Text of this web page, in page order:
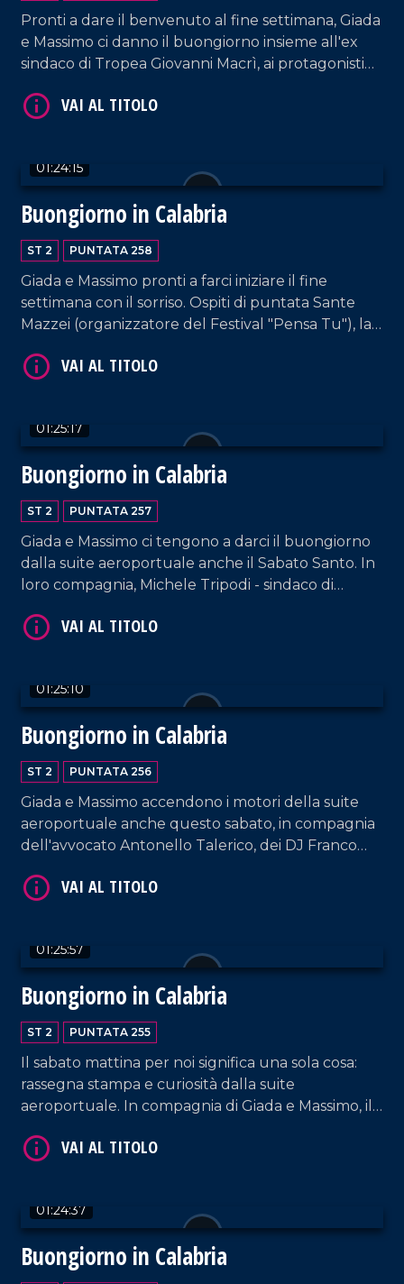
Pronti a dare il benvenuto al fine settimana, Giada
e Massimo ci danno il buongiorno insieme all'ex
sindaco di Tropea Giovanni Macrì, ai protagonisti
Pierfrancesco Giraldi, e Matteo Ferraro e Manuel
01:24:15
Buongiorno in Calabria
ST 2 PUNTATA 258
Giada e Massimo pronti a farci iniziare il fine
settimana con il sorriso. Ospiti di puntata Sante
Mazzei (organizzatore del Festival "Pensa Tu"), la
Francesca Alessia Cipparrone e "i_cannarelliz"
01:25:17
Buongiorno in Calabria
ST 2 PUNTATA 257
Giada e Massimo ci tengono a darci il buongiorno
dalla suite aeroportuale anche il Sabato Santo. In
loro compagnia, Michele Tripodi - sindaco di
Francesco Manna e il cantante lirico e direttore
01:25:10
Buongiorno in Calabria
ST 2 PUNTATA 256
Giada e Massimo accendono i motori della suite
aeroportuale anche questo sabato, in compagnia
dell'avvocato Antonello Talerico, dei DJ Franco
Forciniti e Giovanni Buffone.
01:25:57
Buongiorno in Calabria
ST 2 PUNTATA 255
Il sabato mattina per noi significa una sola cosa:
rassegna stampa e curiosità dalla suite
aeroportuale. In compagnia di Giada e Massimo, il
sindaco di Mirto-Crosia Maria Teresa Aiello, la
01:24:37
Buongiorno in Calabria
VAI AL TITOLO
VAI AL TITOLO
VAI AL TITOLO
VAI AL TITOLO
VAI AL TITOLO
VAI AL TITOLO
VAI AL TITOLO